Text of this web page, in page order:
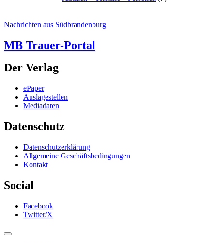
Nachrichten aus Südbrandenburg
MB Trauer-Portal
Der Verlag
ePaper
Auslagestellen
Mediadaten
Datenschutz
Datenschutzerklärung
Allgemeine Geschäftsbedingungen
Kontakt
Social
Facebook
Twitter/X